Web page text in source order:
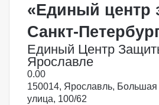
«Единый центр
Санкт-
Единый Центр
Ярославле
0.00
150014, Ярославль, Большая
улица, 100/62